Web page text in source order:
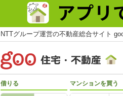
NTTグループ運営の不動産総合サイト
借りる マンションを買う